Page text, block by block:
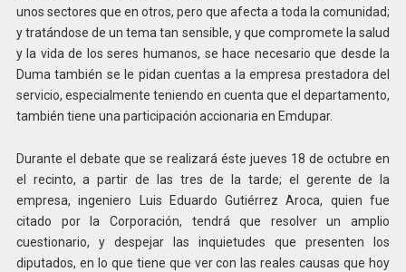
unos sectores que en otros, pero que afecta a toda la comunidad;
y tratándose de un tema tan sensible, y que compromete la salud
y la vida de los seres humanos, se hace necesario que desde la
Duma también se le pidan cuentas a la empresa prestadora del
servicio, especialmente teniendo en cuenta que el departamento,
también tiene una participación accionaria en Emdupar.
Durante el debate que se realizará éste jueves 18 de octubre en
el recinto, a partir de las tres de la tarde; el gerente de la
empresa, ingeniero Luis Eduardo Gutiérrez Aroca, quien fue
citado por la Corporación, tendrá que resolver un amplio
cuestionario, y despejar las inquietudes que presenten los
diputados, en lo que tiene que ver con las reales causas que hoy